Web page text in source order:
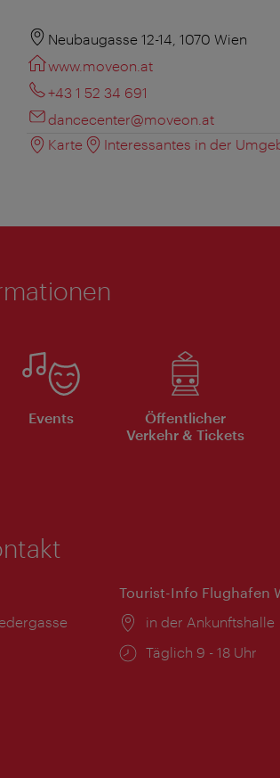
Neubaugasse 12-14, 1070 Wien
www.moveon.at
+43 1 52 34 691
dancecenter@moveon.at
Karte
Interessantes in der
Events
Öffentlicher
Verkehr & Tickets
Tourist-Info Flughafen
Ort:
in der Ankunftshalle
Öffnungszeiten:
Täglich 9 - 18 Uhr